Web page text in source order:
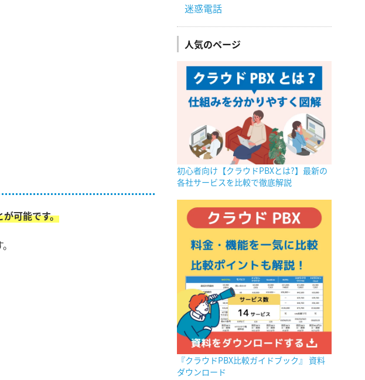
可能です。
迷惑電話
人気のページ
初心者向け【クラウドPBXとは?】最新の
各社サービスを比較で徹底解説
『クラウドPBX比較ガイドブック』 資料
ダウンロード